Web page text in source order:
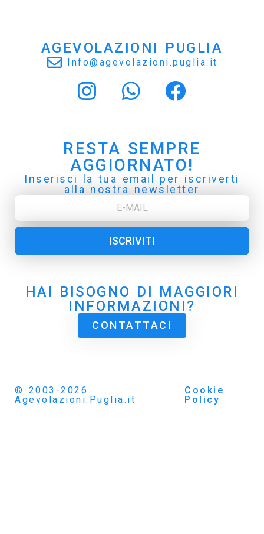
AGEVOLAZIONI PUGLIA
Info@agevolazioni.puglia.it
RESTA SEMPRE
AGGIORNATO!
Inserisci la tua email per iscriverti
alla nostra newsletter
ISCRIVITI
HAI BISOGNO DI MAGGIORI
INFORMAZIONI?
CONTATTACI
© 2003-2026
Agevolazioni.Puglia.it
Cookie
Policy